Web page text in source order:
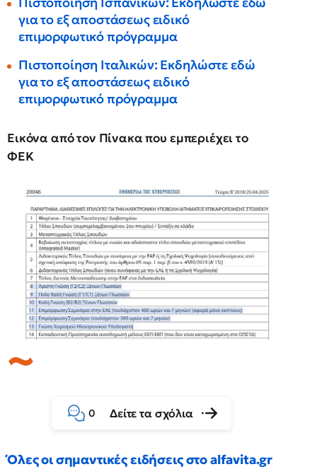
για το εξ αποστάσεως ειδικό
επιμορφωτικό πρόγραμμα
Πιστοποίηση Ιταλικών: Εκδηλώστε εδώ
για το εξ αποστάσεως ειδικό
επιμορφωτικό πρόγραμμα
Εικόνα από τον Πίνακα που εμπεριέχει το
ΦΕΚ
0 Δείτε τα σχόλια
Όλες οι σημαντικές ειδήσεις στο alfavita.gr